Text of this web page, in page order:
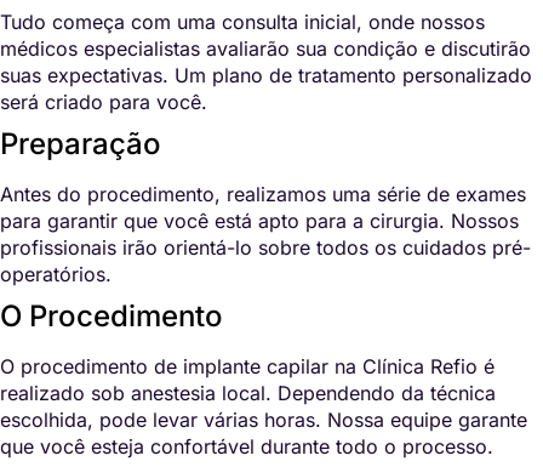
Tudo começa com uma consulta inicial, onde nossos
médicos especialistas avaliarão sua condição e discutirão
suas expectativas. Um plano de tratamento personalizado
será criado para você.
Preparação
Antes do procedimento, realizamos uma série de exames
para garantir que você está apto para a cirurgia. Nossos
profissionais irão orientá-lo sobre todos os cuidados pré-
operatórios.
O Procedimento
O procedimento de implante capilar na Clínica Refio é
realizado sob anestesia local. Dependendo da técnica
escolhida, pode levar várias horas. Nossa equipe garante
que você esteja confortável durante todo o processo.